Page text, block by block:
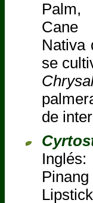
Palm,
Cane
Nativa
se
de